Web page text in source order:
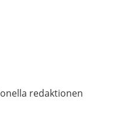
redaktionen